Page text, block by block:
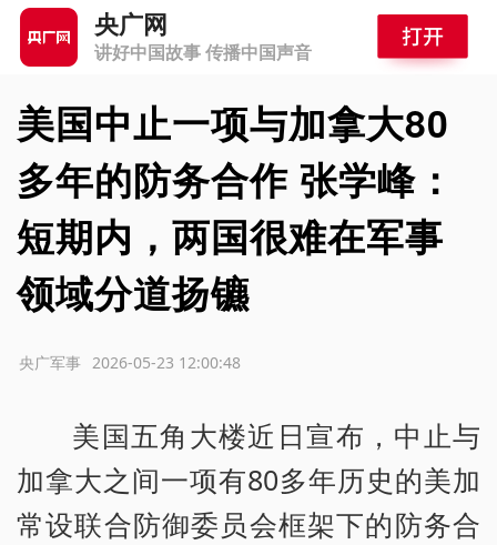
央广网
讲好中国故事 传播中国声音
美国中止一项与加拿大80
多年的防务合作 张学峰：
短期内，两国很难在军事
领域分道扬镳
2026-05-23 12:00:48
央广军事
美国五角大楼近日宣布，中止与
加拿大之间一项有80多年历史的美加
常设联合防御委员会框架下的防务合